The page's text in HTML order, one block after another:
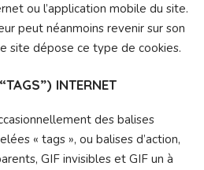
ou l’application mobile du site.
peut néanmoins revenir sur son
site dépose ce type de cookies.
INTERNET
des balises
« tags », ou balises d’action,
GIF invisibles et GIF un à